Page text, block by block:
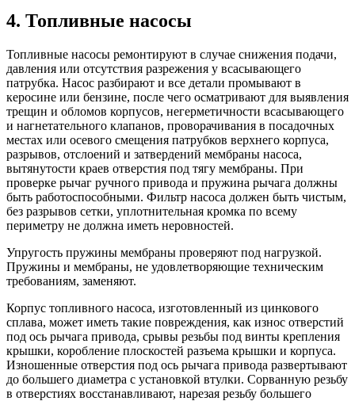
4. Топливные насосы
Топливные насосы ремонтируют в случае снижения подачи,
давления или отсутствия разрежения у всасывающего
патрубка. Насос разбирают и все детали промывают в
керосине или бензине, после чего осматривают для выявления
трещин и обломов корпусов, негерметичности всасывающего
и нагнетательного клапанов, проворачивания в посадочных
местах или осевого смещения патрубков верхнего корпуса,
разрывов, отслоений и затвердений мембраны насоса,
вытянутости краев отверстия под тягу мембраны. При
проверке рычаг ручного привода и пружина рычага должны
быть работоспособными. Фильтр насоса должен быть чистым,
без разрывов сетки, уплотнительная кромка по всему
периметру не должна иметь неровностей.
Упругость пружины мембраны проверяют под нагрузкой.
Пружины и мембраны, не удовлетворяющие техническим
требованиям, заменяют.
Корпус топливного насоса, изготовленный из цинкового
сплава, может иметь такие повреждения, как износ отверстий
под ось рычага привода, срывы резьбы под винты крепления
крышки, коробление плоскостей разъема крышки и корпуса.
Изношенные отверстия под ось рычага привода развертывают
до большего диаметра с установкой втулки. Сорванную резьбу
в отверстиях восстанавливают, нарезая резьбу большего